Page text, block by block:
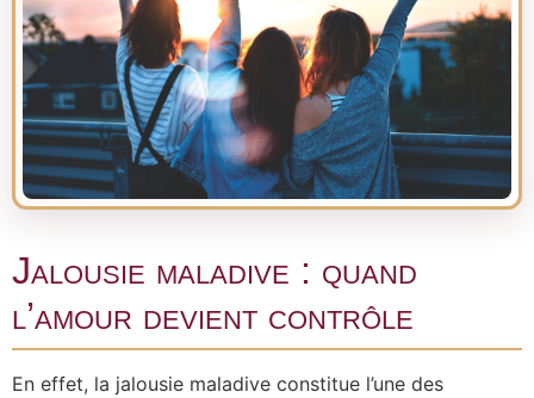
Jalousie maladive : quand
l’amour devient contrôle
En effet, la jalousie maladive constitue l’une des